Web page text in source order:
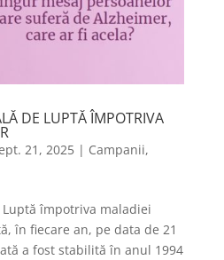
DE LUPTĂ ÎMPOTRIVA
21, 2025| Campanii,
împotriva maladiei
în fiecare an, pe data de 21
a fost stabilită în anul 1994